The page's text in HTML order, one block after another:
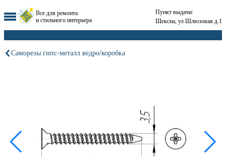
Все для ремонта
и стильного интерьера
Пункт выдачи:
Шексна, ул Шлюзовая д.1
Саморезы гипс-металл ведро/коробка